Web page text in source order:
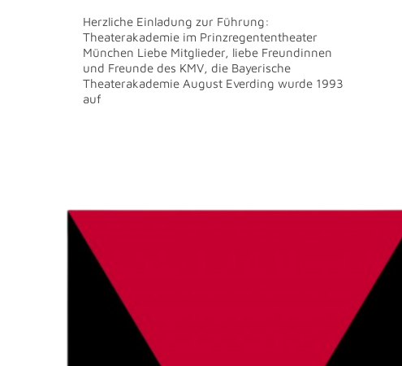
Herzliche Einladung zur Führung:
Theaterakademie im Prinzregententheater
München Liebe Mitglieder, liebe Freundinnen
und Freunde des KMV, die Bayerische
Theaterakademie August Everding wurde 1993
auf